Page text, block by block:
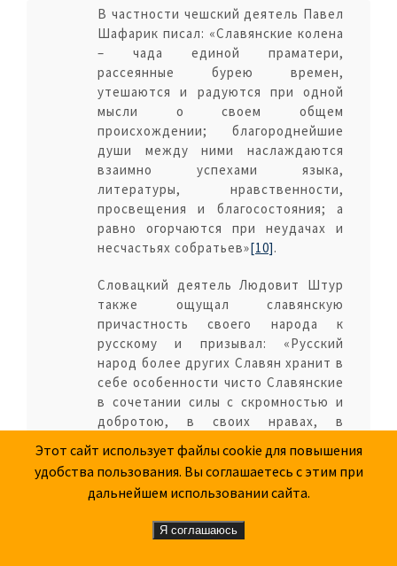
В частности чешский деятель Павел
Шафарик писал: «Славянские колена
– чада единой праматери,
рассеянные бурею времен,
утешаются и радуются при одной
мысли о своем общем
происхождении; благороднейшие
души между ними наслаждаются
взаимно успехами языка,
литературы, нравственности,
просвещения и благосостояния; а
равно огорчаются при неудачах и
несчастьях собратьев»[10].
Словацкий деятель Людовит Штур
также ощущал славянскую
причастность своего народа к
русскому и призывал: «Русский
народ более других Славян хранит в
себе особенности чисто Славянские
в сочетании силы с скромностью и
добротою, в своих нравах, в
общинном устройстве, и наконец он
умел избежать главного недостатка
Славянской государственности, и в
следствие этого, образовал единое
могущественное Государство.
Только в нем имеет Славянская
Этот сайт использует файлы cookie для повышения
удобства пользования. Вы соглашаетесь с этим при
дальнейшем использовании сайта.
Я соглашаюсь